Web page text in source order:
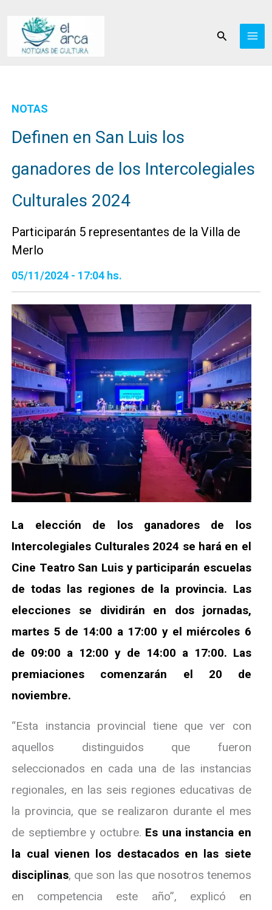
contenido
Buscar
NOTAS
Definen en San Luis los
ganadores de los Intercolegiales
Culturales 2024
Participarán 5 representantes de la Villa de
Merlo
05/11/2024 - 17:04 hs.
La elección de los ganadores de los
Intercolegiales Culturales 2024 se hará en el
Cine Teatro San Luis y participarán escuelas
de todas las regiones de la provincia. Las
elecciones se dividirán en dos jornadas,
martes 5 de 14:00 a 17:00 y el miércoles 6
de 09:00 a 12:00 y de 14:00 a 17:00. Las
premiaciones comenzarán el 20 de
noviembre.
“Esta instancia provincial tiene que ver con
aquellos distinguidos que fueron
seleccionados en cada una de las instancias
regionales, en las seis regiones educativas de
la provincia, que se realizaron durante el mes
de septiembre y octubre. Es una instancia en
la cual vienen los destacados en las siete
disciplinas, que son las que nosotros tenemos
en competencia este año”, explicó en